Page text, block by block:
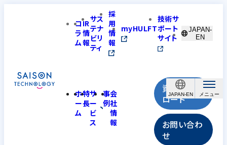
JAPAN-EN
コ
ラ
ム
IR
情
報
サス
テナ
ビリ
ティ
採
用
情
報
myHULFT
技術サ
ポート
サイト
JAPAN-
EN
ホ
ー
ム
特
長
サ
ー
ビ
ス
事
例
会
社
情
報
資料ダウン
ロード
お問い合わ
せ